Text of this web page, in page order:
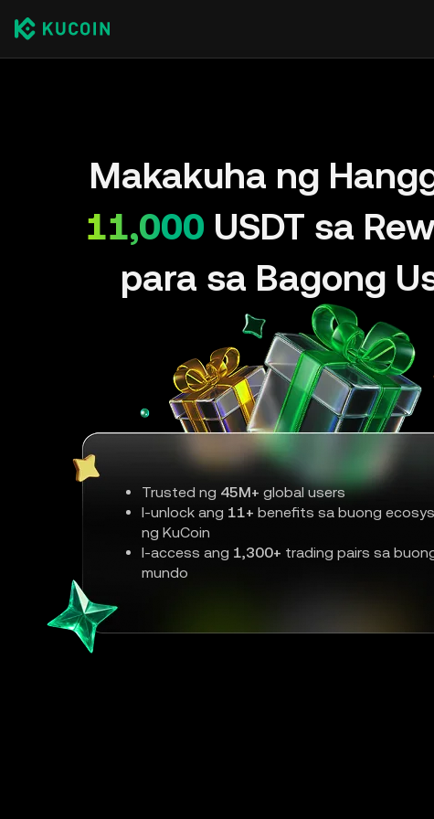
Makakuha ng
11,000 USDT sa
para sa Bagong
Trusted ng 45M+ global users
I-unlock ang 11+ benefits sa buong
ng KuCoin
I-access ang 1,300+ trading pairs sa
mundo